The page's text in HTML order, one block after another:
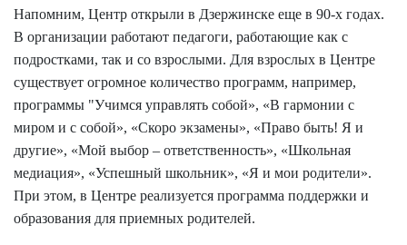
Напомним, Центр открыли в Дзержинске еще в 90-х годах.
В организации работают педагоги, работающие как с
подростками, так и со взрослыми. Для взрослых в Центре
существует огромное количество программ, например,
программы "Учимся управлять собой», «В гармонии с
миром и с собой», «Скоро экзамены», «Право быть! Я и
другие», «Мой выбор – ответственность», «Школьная
медиация», «Успешный школьник», «Я и мои родители».
При этом, в Центре реализуется программа поддержки и
образования для приемных родителей.